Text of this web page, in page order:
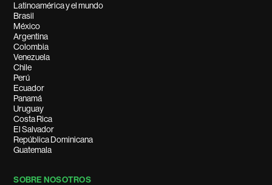
Latinoamérica y el mundo
Brasil
México
Argentina
Colombia
Venezuela
Chile
Perú
Ecuador
Panamá
Uruguay
Costa Rica
El Salvador
República Dominicana
Guatemala
SOBRE NOSOTROS